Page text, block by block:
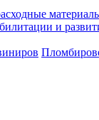
и